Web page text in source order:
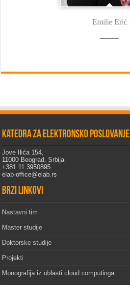
Emilie Erić
Katedra za elektronsko poslovanje
Jove Ilića 154,
11000 Beograd, Srbija
+381 11 3950895
elab-office@elab.rs
Brzi linkovi
Nastavni tim
Master studije
Doktorske studije
Projekti
Monografija iz oblasti cloud computinga